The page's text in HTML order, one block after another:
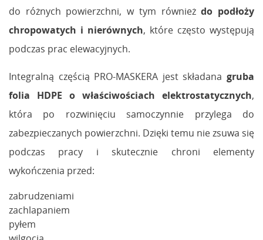
do różnych powierzchni, w tym równieżdo podłoży
chropowatych i nierównych, które często występują
podczas prac elewacyjnych.
Integralną częścią PRO-MASKERA jest składana gruba
folia HDPE o właściwościach elektrostatycznych,
która po rozwinięciu samoczynnie przylega do
zabezpieczanych powierzchni. Dzięki temu nie zsuwa się
podczas pracy i skutecznie chroni elementy
wykończenia przed:
zabrudzeniami
zachlapaniem
pyłem